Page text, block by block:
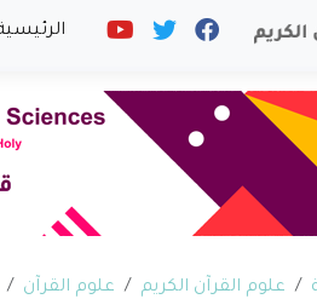
علوم القرآن الكريم علوم القرآن